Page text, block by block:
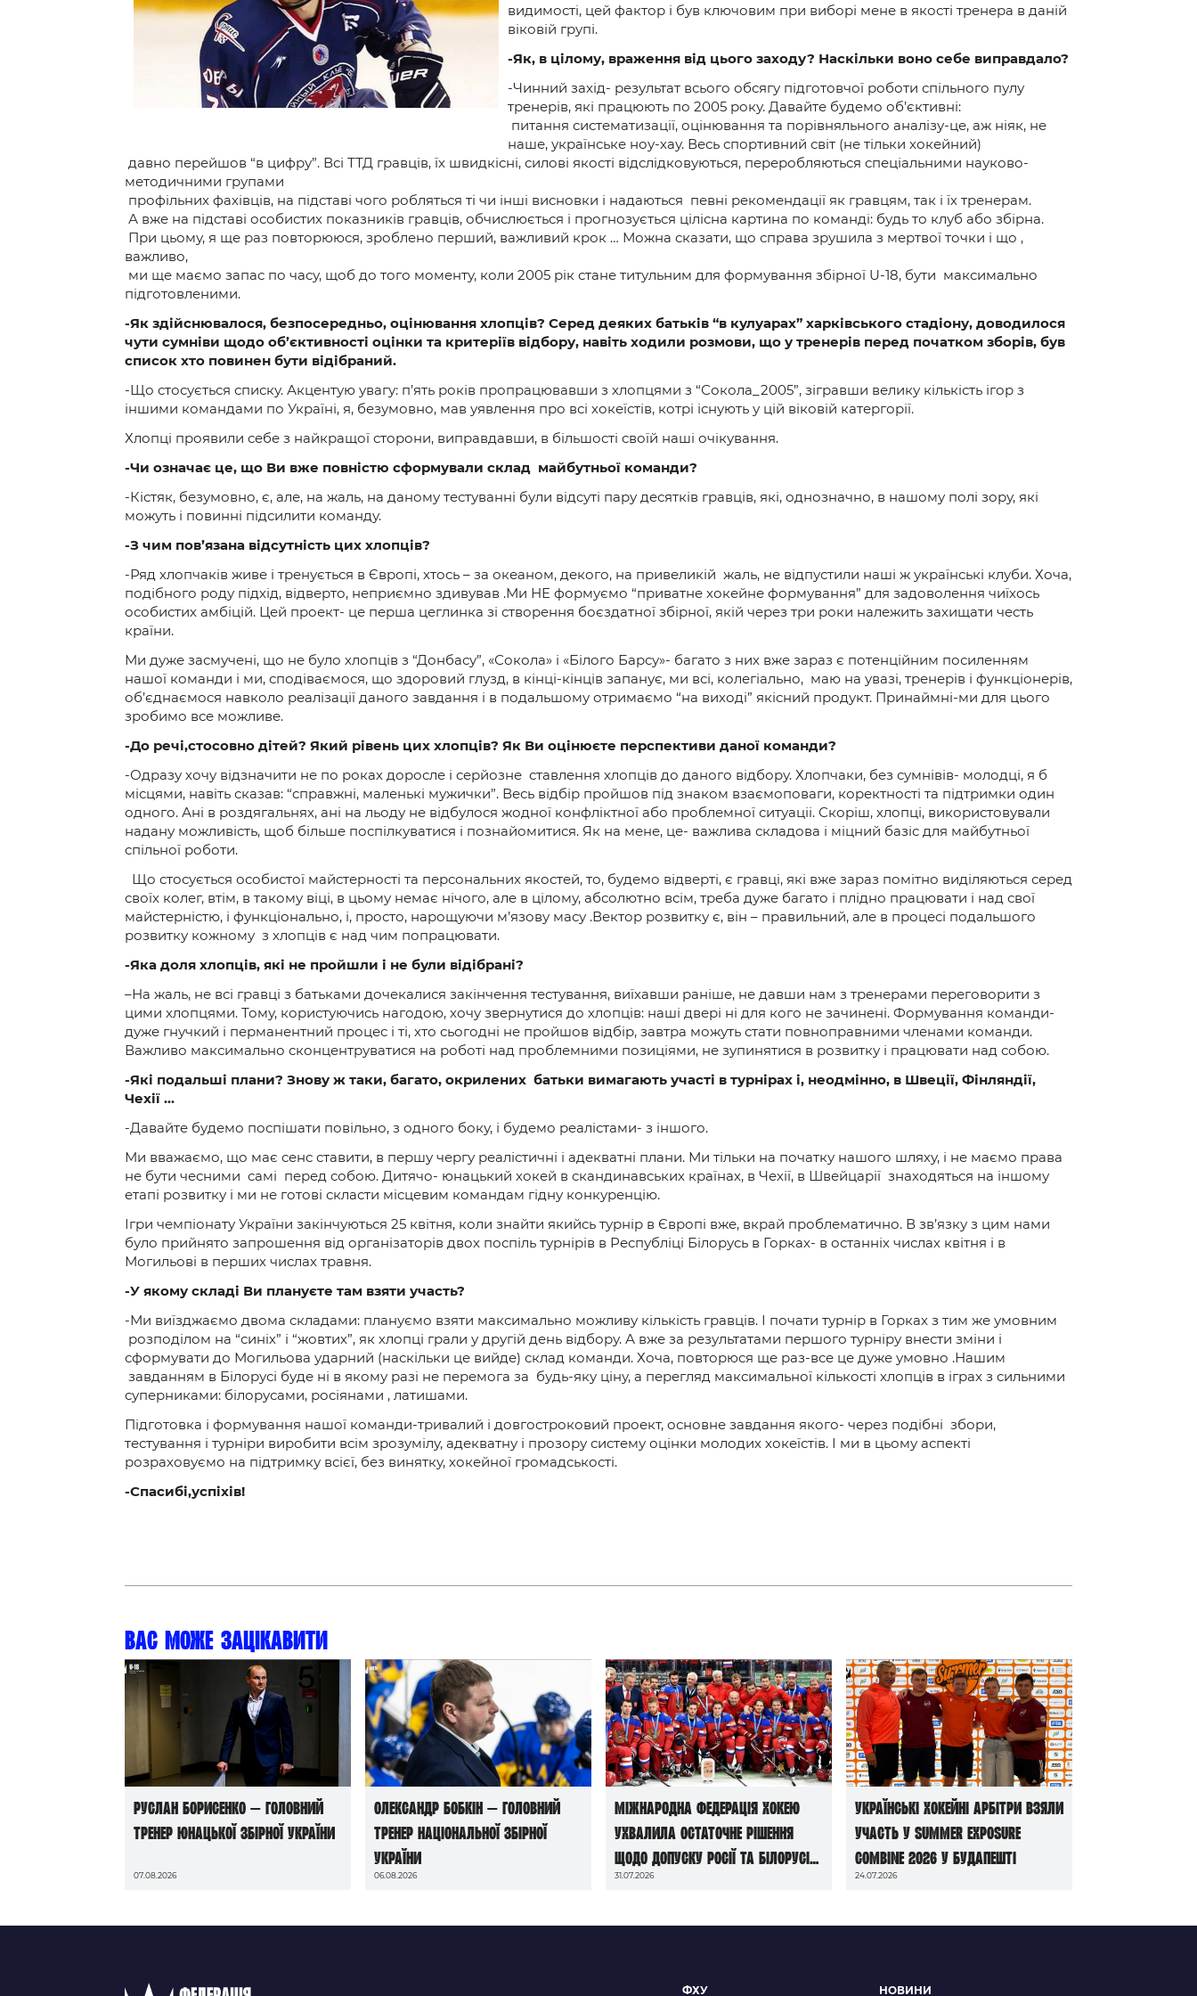
видимості, цей фактор і був ключовим при виборі мене в якості тренера в даній
віковій групі.
-Як, в цілому, враження від цього заходу? Наскільки воно себе виправдало?
-Чинний захід- результат всього обсягу підготовчої роботи спільного пулу
тренерів, які працюють по 2005 року. Давайте будемо об’єктивні:
питання систематизації, оцінювання та порівняльного аналізу-це, аж ніяк, не
наше, українське ноу-хау. Весь спортивний світ (не тільки хокейний)
давно перейшов “в цифру”. Всі ТТД гравців, їх швидкісні, силові якості відслідковуються, переробляються спеціальними науково-
методичними групами
профільних фахівців, на підставі чого робляться ті чи інші висновки і надаються певні рекомендації як гравцям, так і їх тренерам.
А вже на підставі особистих показників гравців, обчислюється і прогнозується цілісна картина по команді: будь то клуб або збірна.
При цьому, я ще раз повторююся, зроблено перший, важливий крок … Можна сказати, що справа зрушила з мертвої точки і що ,
важливо,
ми ще маємо запас по часу, щоб до того моменту, коли 2005 рік стане титульним для формування збірної U-18, бути максимально
підготовленими.
-Як здійснювалося, безпосередньо, оцінювання хлопців? Серед деяких батьків “в кулуарах” харківського стадіону, доводилося
чути сумніви щодо об’єктивності оцінки та критеріїв відбору, навіть ходили розмови, що у тренерів перед початком зборів, був
список хто повинен бути відібраний.
-Що стосується списку. Акцентую увагу: п’ять років пропрацювавши з хлопцями з “Сокола_2005”, зігравши велику кількість ігор з
іншими командами по Україні, я, безумовно, мав уявлення про всі хокеїстів, котрі існують у цій віковій катергорії.
Хлопці проявили себе з найкращої сторони, виправдавши, в більшості своїй наші очікування.
-Чи означає це, що Ви вже повністю сформували склад майбутньої команди?
-Кістяк, безумовно, є, але, на жаль, на даному тестуванні були відсуті пару десятків гравців, які, однозначно, в нашому полі зору, які
можуть і повинні підсилити команду.
-З чим пов’язана відсутність цих хлопців?
-Ряд хлопчаків живе і тренується в Європі, хтось – за океаном, декого, на привеликій жаль, не відпустили наші ж українські клуби. Хоча,
подібного роду підхід, відверто, неприємно здивував .Ми НЕ формуємо “приватне хокейне формування” для задоволення чиїхось
особистих амбіцій. Цей проект- це перша цеглинка зі створення боєздатної збірної, якій через три роки належить захищати честь
країни.
Ми дуже засмучені, що не було хлопців з “Донбасу”, «Сокола» і «Білого Барсу»- багато з них вже зараз є потенційним посиленням
нашої команди і ми, сподіваємося, що здоровий глузд, в кінці-кінців запанує, ми всі, колегіально, маю на увазі, тренерів і функціонерів,
об’єднаємося навколо реалізації даного завдання і в подальшому отримаємо “на виході” якісний продукт. Принаймні-ми для цього
зробимо все можливе.
-До речі,стосовно дітей? Який рівень цих хлопців? Як Ви оцінюєте перспективи даної команди?
-Одразу хочу відзначити не по роках доросле і серйозне ставлення хлопців до даного відбору. Хлопчаки, без сумнівів- молодці, я б
місцями, навіть сказав: “справжні, маленькі мужички”. Весь відбір пройшов під знаком взаємоповаги, коректності та підтримки один
одного. Ані в роздягальнях, ані на льоду не відбулося жодної конфліктної або проблемної ситуаціі. Скоріш, хлопці, використовували
надану можливість, щоб більше поспілкуватися і познайомитися. Як на мене, це- важлива складова і міцний базіс для майбутньої
спільної роботи.
Що стосується особистої майстерності та персональних якостей, то, будемо відверті, є гравці, які вже зараз помітно виділяються серед
своїх колег, втім, в такому віці, в цьому немає нічого, але в цілому, абсолютно всім, треба дуже багато і плідно працювати і над свої
майстерністю, і функціонально, і, просто, нарощуючи м’язову масу .Вектор розвитку є, він – правильний, але в процесі подальшого
розвитку кожному з хлопців є над чим попрацювати.
-Яка доля хлопців, які не пройшли і не були відібрані?
–На жаль, не всі гравці з батьками дочекалися закінчення тестування, виїхавши раніше, не давши нам з тренерами переговорити з
цими хлопцями. Тому, користуючись нагодою, хочу звернутися до хлопців: наші двері ні для кого не зачинені. Формування команди-
дуже гнучкий і перманентний процес і ті, хто сьогодні не пройшов відбір, завтра можуть стати повноправними членами команди.
Важливо максимально сконцентруватися на роботі над проблемними позиціями, не зупинятися в розвитку і працювати над собою.
-Які подальші плани? Знову ж таки, багато, окрилених батьки вимагають участі в турнірах і, неодмінно, в Швеції, Фінляндії,
Чехії …
-Давайте будемо поспішати повільно, з одного боку, і будемо реалістами- з іншого.
Ми вважаємо, що має сенс ставити, в першу чергу реалістичні і адекватні плани. Ми тільки на початку нашого шляху, і не маємо права
не бути чесними самі перед собою. Дитячо- юнацький хокей в скандинавських країнах, в Чехії, в Швейцарії знаходяться на іншому
етапі розвитку і ми не готові скласти місцевим командам гідну конкуренцію.
Ігри чемпіонату України закінчуються 25 квітня, коли знайти якийсь турнір в Європі вже, вкрай проблематично. В зв’язку з цим нами
було прийнято запрошення від організаторів двох поспіль турнірів в Республіці Білорусь в Горках- в останніх числах квітня і в
Могильові в перших числах травня.
-У якому складі Ви плануєте там взяти участь?
-Ми виїзджаємо двома складами: плануємо взяти максимально можливу кількість гравців. І почати турнір в Горках з тим же умовним
розподілом на “синіх” і “жовтих”, як хлопці грали у другій день відбору. А вже за результатами першого турніру внести зміни і
сформувати до Могильова ударний (наскільки це вийде) склад команди. Хоча, повторюся ще раз-все це дуже умовно .Нашим
завданням в Білорусі буде ні в якому разі не перемога за будь-яку ціну, а перегляд максимальної кількості хлопців в іграх з сильними
суперниками: білорусами, росіянами , латишами.
Підготовка і формування нашої команди-тривалий і довгостроковий проект, основне завдання якого- через подібні збори,
тестування і турніри виробити всім зрозумілу, адекватну і прозору систему оцінки молодих хокеїстів. І ми в цьому аспекті
розраховуємо на підтримку всієї, без винятку, хокейної громадськості.
-Спасибі,успіхів!
Вас може зацікавити
Руслан Борисенко — головний
тренер юнацької збірної України
07.08.2026
Олександр Бобкін — головний
тренер національної збірної
України
06.08.2026
Міжнародна федерація хокею
ухвалила остаточне рішення
щодо допуску росії та білорусі
до чемпіонатів світу сезону
31.07.2026
Українські хокейні арбітри взяли
участь у Summer Exposure
Combine 2026 у Будапешті
24.07.2026
ФХУ НОВИНИ